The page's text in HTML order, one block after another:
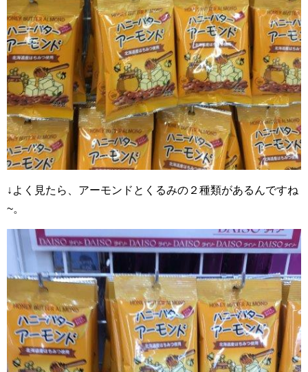
↓よく見たら、アーモンドとくるみの２種類があるんですね
~。